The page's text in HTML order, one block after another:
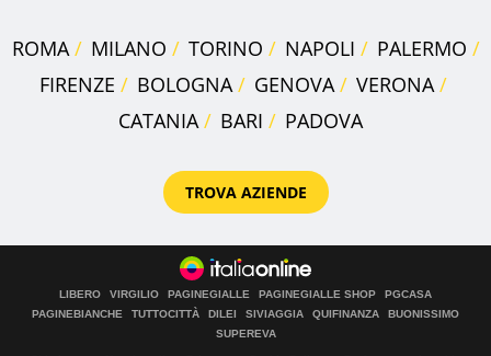
ROMA MILANO TORINO NAPOLI
PALERMO
FIRENZE
BOLOGNA GENOVA
VERONA
CATANIA
BARI PADOVA
TROVA AZIENDE
LIBERO VIRGILIO PAGINEGIALLE PAGINEGIALLE SHOP
PGCASA
PAGINEBIANCHE
TUTTOCITTÀ DILEI SIVIAGGIA QUIFINANZA
BUONISSIMO
SUPEREVA